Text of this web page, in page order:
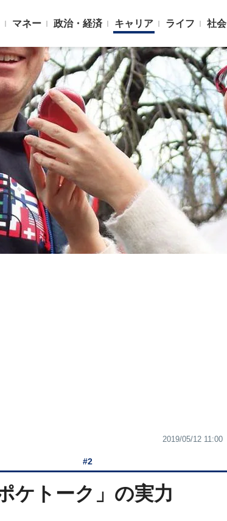
マネー 政治・経済 キャリア ライフ 社会
2019/05/12 11:00
#2
ケトーク」の実力